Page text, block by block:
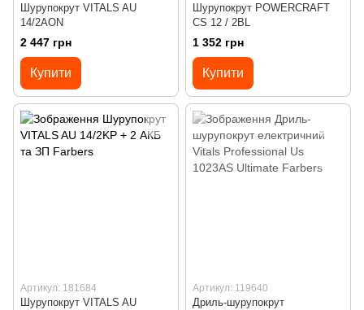
Шурупокрут VITALS AU
14/2AON
2 447 грн
Купити
Шурупокрут POWERCRAFT
CS 12 / 2BL
1 352 грн
Купити
Артикул: 181684
Шурупокрут VITALS AU
Артикул: 119640
Дриль-шурупокрут